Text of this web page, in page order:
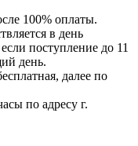
100% оплаты.
в день
поступление до 11
день.
далее по
по адресу г.